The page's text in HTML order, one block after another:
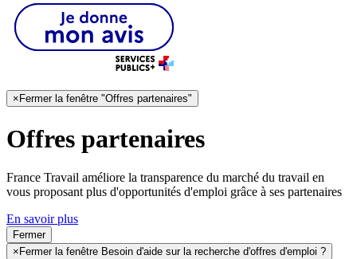
× Fermer la fenêtre "Offres partenaires"
Offres partenaires
France Travail améliore la transparence du marché du travail en
vous proposant plus d'opportunités d'emploi grâce à ses partenaires
En savoir plus
Fermer
× Fermer la fenêtre Besoin d'aide sur la recherche d'offres d'emploi ?